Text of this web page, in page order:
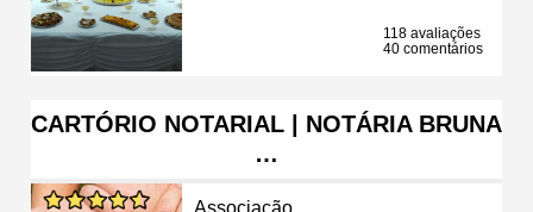
118 avaliações
40 comentários
CARTÓRIO NOTARIAL | NOTÁRIA BRUNA
…
Associação